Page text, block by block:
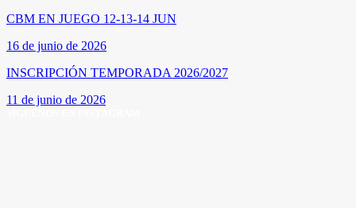
CBM EN JUEGO 12-13-14 JUN
16 de junio de 2026
INSCRIPCIÓN TEMPORADA 2026/2027
11 de junio de 2026